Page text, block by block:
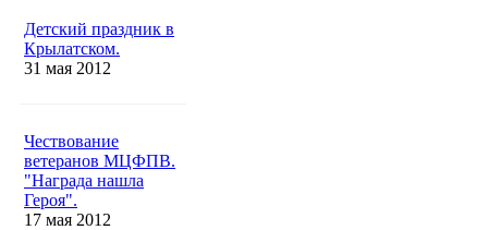
Детский праздник в
Крылатском.
31 мая 2012
Чествование
ветеранов МЦФПВ.
"Награда нашла
Героя".
17 мая 2012